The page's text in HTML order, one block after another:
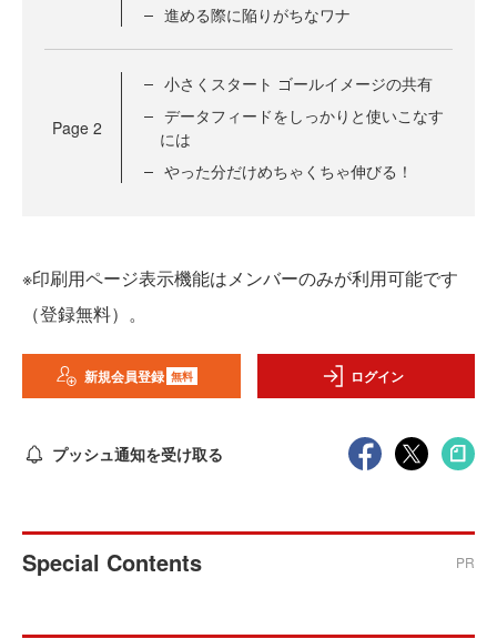
進める際に陥りがちなワナ
Page 2
小さくスタート ゴールイメージの共有
データフィードをしっかりと使いこなす
には
やった分だけめちゃくちゃ伸びる！
※印刷用ページ表示機能はメンバーのみが利用可能です
（登録無料）。
新規会員登録 無料 ログイン
プッシュ通知を受け取る
Special Contents PR